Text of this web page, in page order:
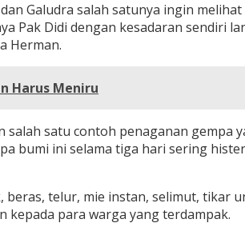
Galudra salah satunya ingin
Pak Didi dengan kesadaran sendiri
Herman.
Harus Meniru
satu contoh penaganan gempa
bumi ini selama tiga hari sering
telur, mie instan, selimut, tikar
kepada para warga yang terdampak.